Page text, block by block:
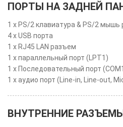
ПОРТЫ НА ЗАДНЕЙ
1 x PS/2 клавиатура & PS/2
4 x USB порта
1 x RJ45 LAN разъем
1 x параллельный порт (LPT1)
1 x Последовательный порт
1 x аудио порт (Line-in, Line-out,
ВНУТРЕННИЕ